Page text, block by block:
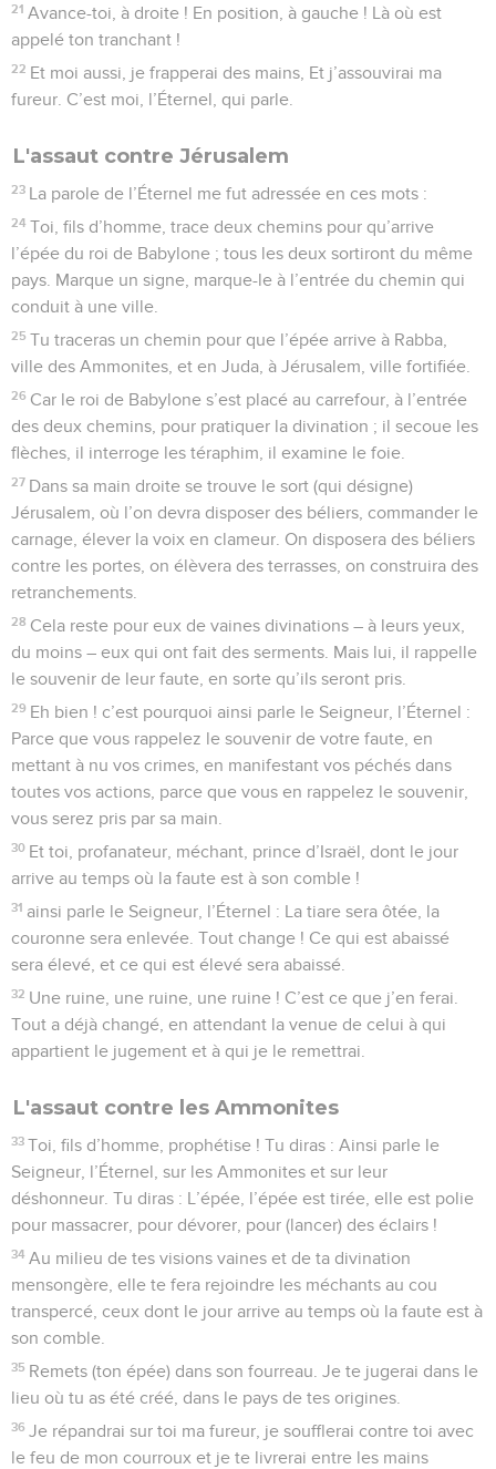
21 Avance-toi, à droite ! En position, à gauche ! Là où est
appelé ton tranchant !
22 Et moi aussi, je frapperai des mains, Et j’assouvirai ma
fureur. C’est moi, l’Éternel, qui parle.
L'assaut contre Jérusalem
23 La parole de l’Éternel me fut adressée en ces mots :
24 Toi, fils d’homme, trace deux chemins pour qu’arrive
l’épée du roi de Babylone ; tous les deux sortiront du même
pays. Marque un signe, marque-le à l’entrée du chemin qui
conduit à une ville.
25 Tu traceras un chemin pour que l’épée arrive à Rabba,
ville des Ammonites, et en Juda, à Jérusalem, ville fortifiée.
26 Car le roi de Babylone s’est placé au carrefour, à l’entrée
des deux chemins, pour pratiquer la divination ; il secoue les
flèches, il interroge les téraphim, il examine le foie.
27 Dans sa main droite se trouve le sort (qui désigne)
Jérusalem, où l’on devra disposer des béliers, commander le
carnage, élever la voix en clameur. On disposera des béliers
contre les portes, on élèvera des terrasses, on construira des
retranchements.
28 Cela reste pour eux de vaines divinations – à leurs yeux,
du moins – eux qui ont fait des serments. Mais lui, il rappelle
le souvenir de leur faute, en sorte qu’ils seront pris.
29 Eh bien ! c’est pourquoi ainsi parle le Seigneur, l’Éternel :
Parce que vous rappelez le souvenir de votre faute, en
mettant à nu vos crimes, en manifestant vos péchés dans
toutes vos actions, parce que vous en rappelez le souvenir,
vous serez pris par sa main.
30 Et toi, profanateur, méchant, prince d’Israël, dont le jour
arrive au temps où la faute est à son comble !
31 ainsi parle le Seigneur, l’Éternel : La tiare sera ôtée, la
couronne sera enlevée. Tout change ! Ce qui est abaissé
sera élevé, et ce qui est élevé sera abaissé.
32 Une ruine, une ruine, une ruine ! C’est ce que j’en ferai.
Tout a déjà changé, en attendant la venue de celui à qui
appartient le jugement et à qui je le remettrai.
L'assaut contre les Ammonites
33 Toi, fils d’homme, prophétise ! Tu diras : Ainsi parle le
Seigneur, l’Éternel, sur les Ammonites et sur leur
déshonneur. Tu diras : L’épée, l’épée est tirée, elle est polie
pour massacrer, pour dévorer, pour (lancer) des éclairs !
34 Au milieu de tes visions vaines et de ta divination
mensongère, elle te fera rejoindre les méchants au cou
transpercé, ceux dont le jour arrive au temps où la faute est à
son comble.
35 Remets (ton épée) dans son fourreau. Je te jugerai dans le
lieu où tu as été créé, dans le pays de tes origines.
36 Je répandrai sur toi ma fureur, je soufflerai contre toi avec
le feu de mon courroux et je te livrerai entre les mains